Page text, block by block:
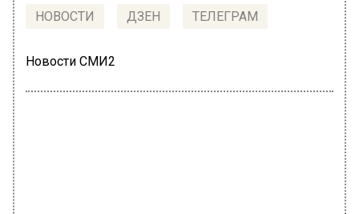
НОВОСТИ ДЗЕН ТЕЛЕГРАМ
Новости СМИ2